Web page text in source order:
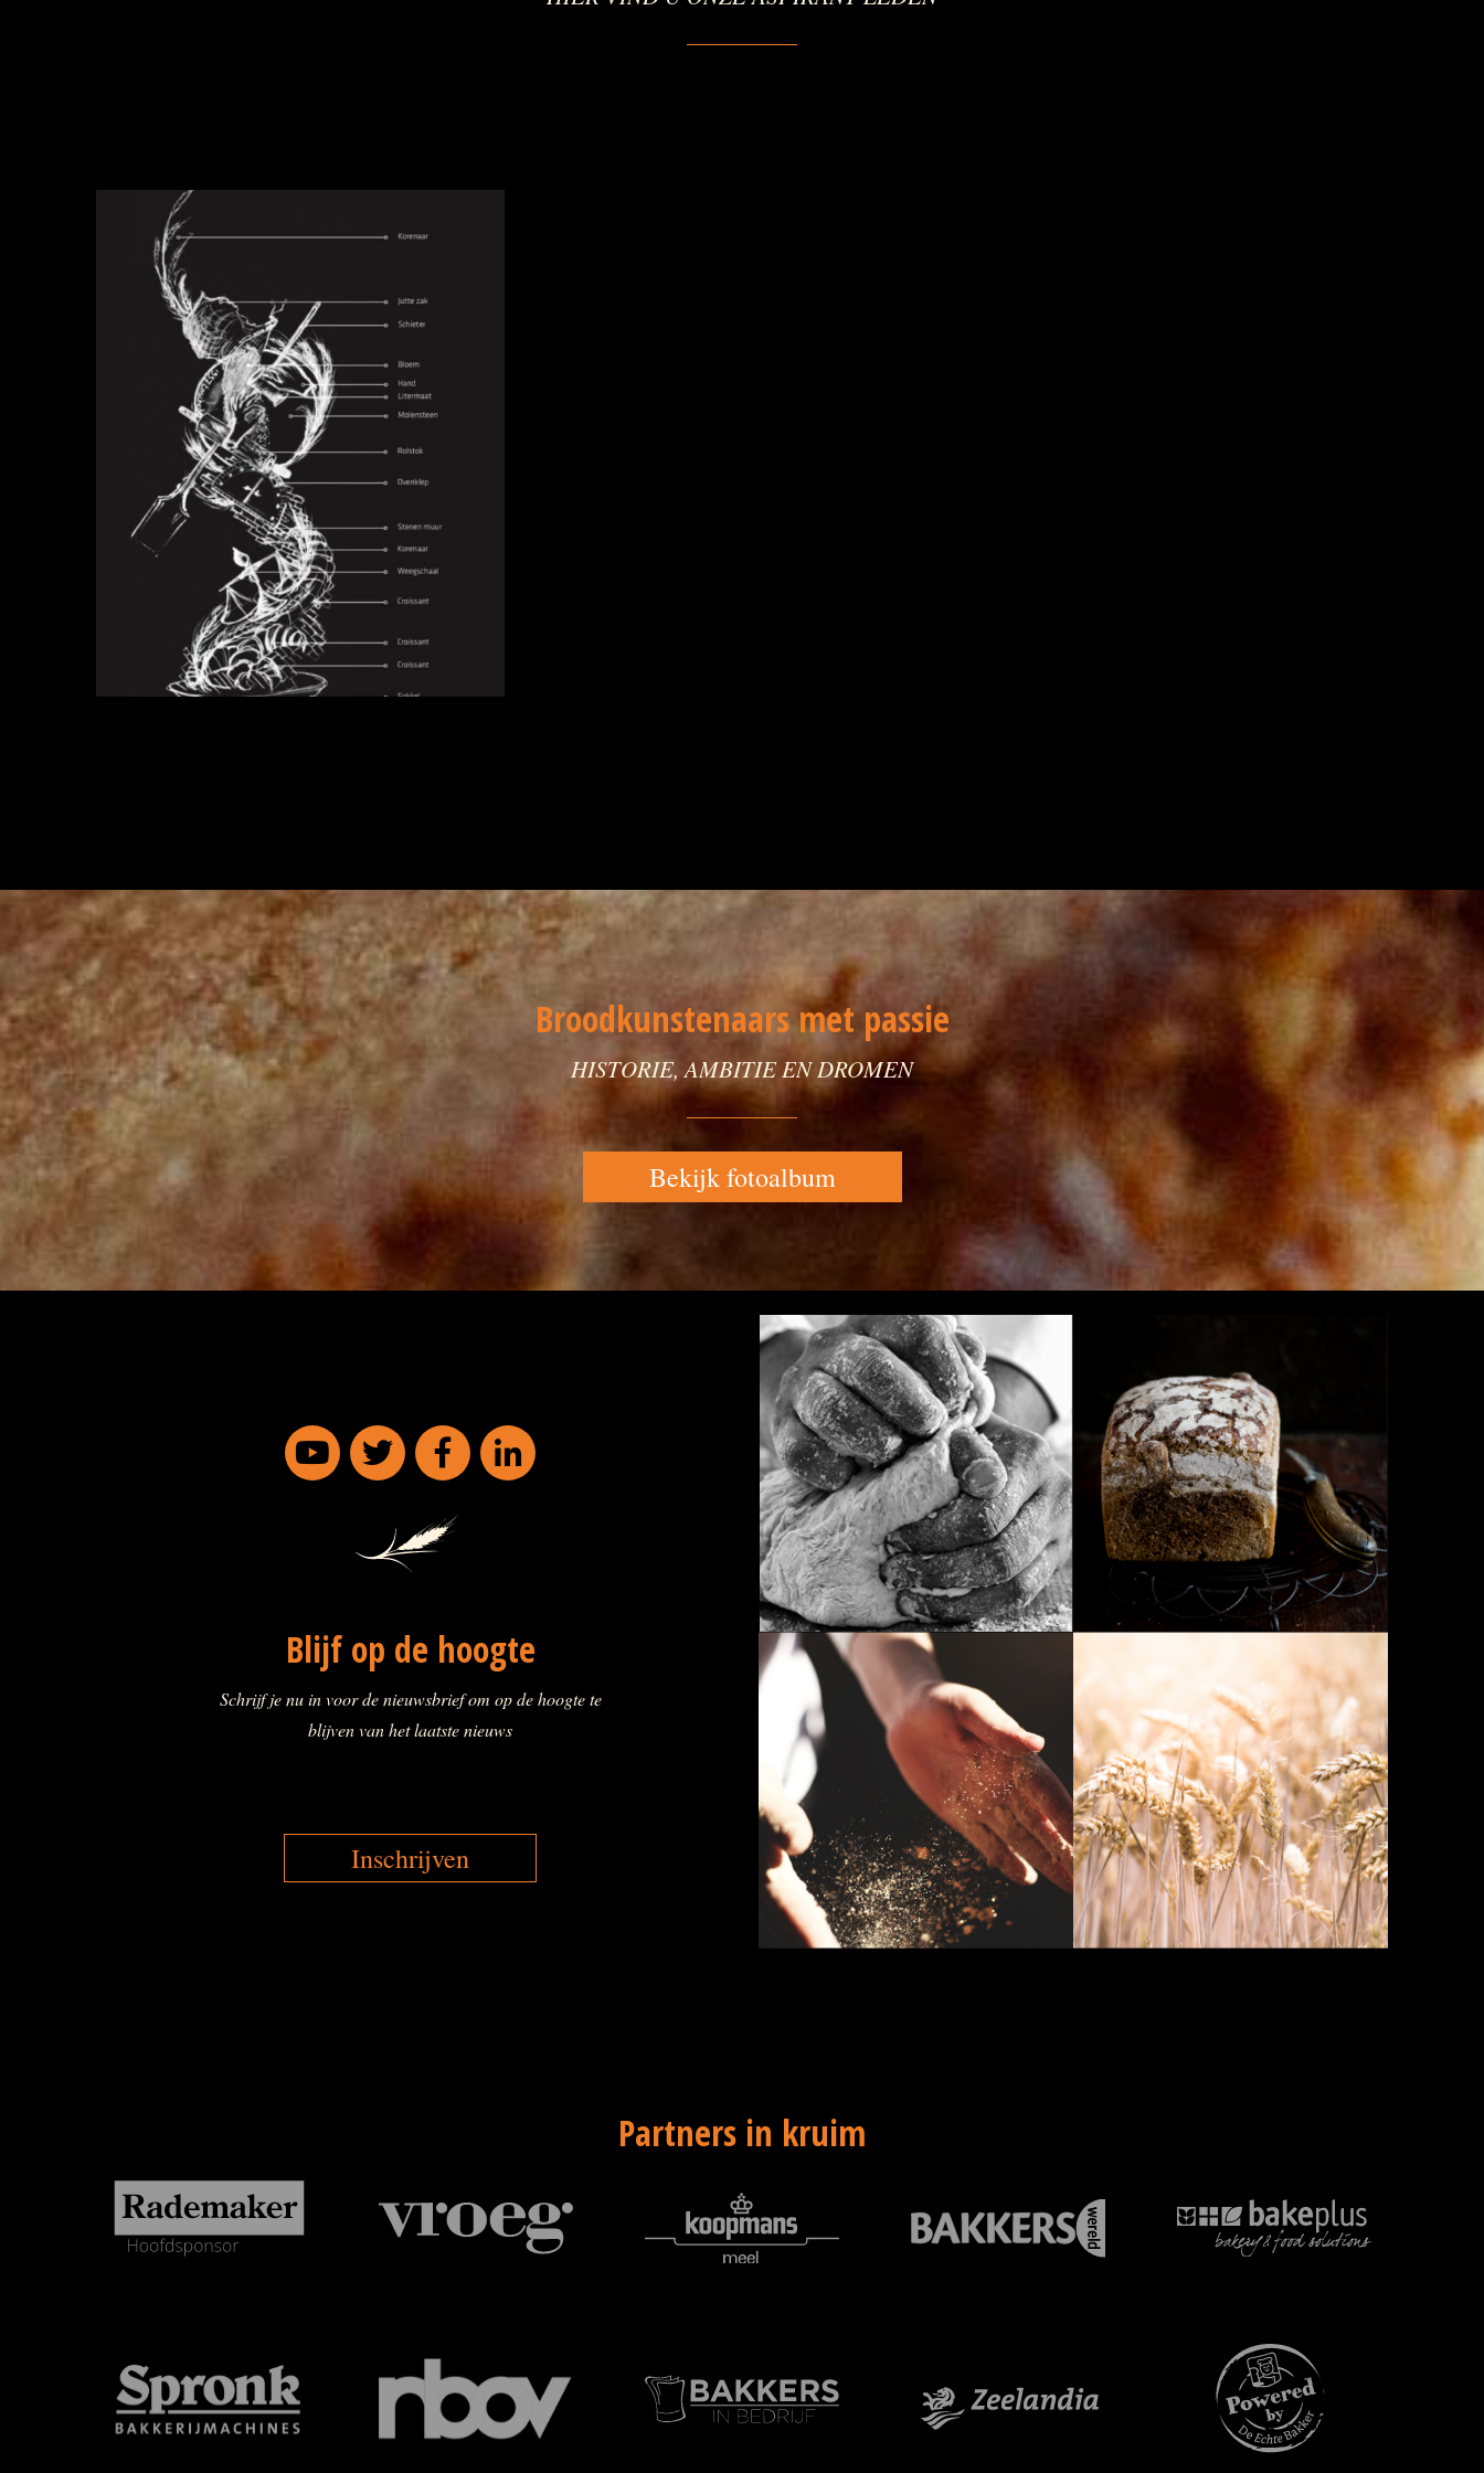
Broodkunstenaars met passie
HISTORIE, AMBITIE EN DROMEN
Bekijk fotoalbum
Blijf op de hoogte
Schrijf je nu in voor de nieuwsbrief om op de hoogte te
blijven van het laatste nieuws
Inschrijven
Partners in kruim